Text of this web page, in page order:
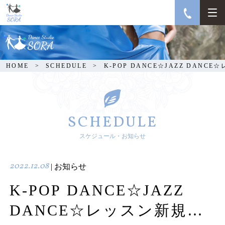
K-POP DANCE☆JAZZ
DANCE☆レッスン新規
開講！
HOME SCHEDULE K-POP DANCE☆JAZZ DANCE☆
SCHEDULE
スケジュール・お知らせ
2022.12.08| お知らせ
K-POP DANCE☆JAZZ
DANCE☆レッスン新規開